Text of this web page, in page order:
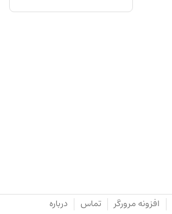
افزونه مرورگر تماس درباره